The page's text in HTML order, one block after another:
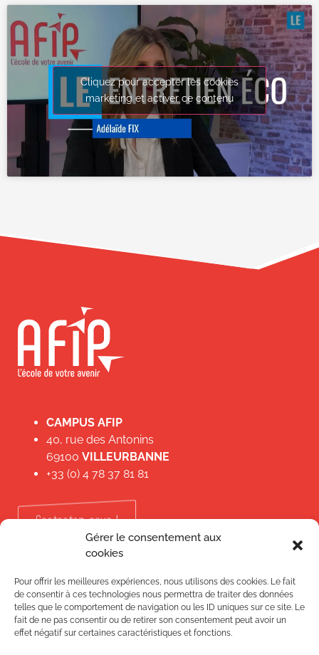
Gérer le consentement aux
cookies
Pour offrir les meilleures expériences, nous utilisons des cookies. Le fait
de consentir à ces technologies nous permettra de traiter des données
telles que le comportement de navigation ou les ID uniques sur ce site. Le
fait de ne pas consentir ou de retirer son consentement peut avoir un
effet négatif sur certaines caractéristiques et fonctions.
Cliquez pour accepter les cookies
marketing et activer ce contenu
CAMPUS AFIP
40, rue des Antonins
69100 VILLEURBANNE
+33 (0) 4 78 37 81 81
Contactez-nous !
Certifications